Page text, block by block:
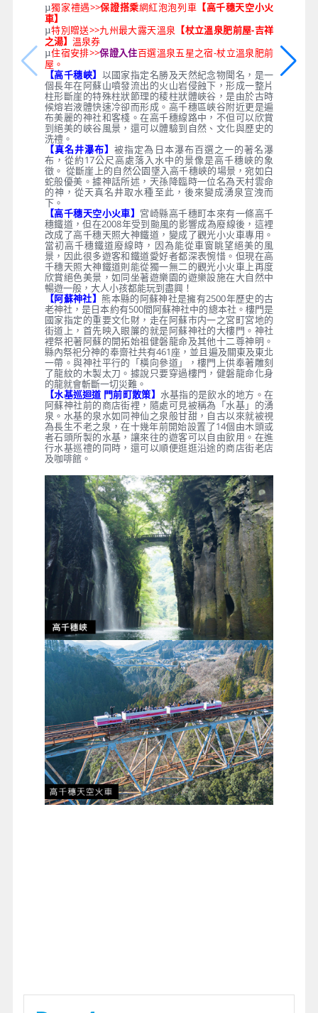
µ獨家禮遇>>保證搭乘網紅泡泡列車 【高千穗天空小火
車】
µ特別贈送>>九州最大露天溫泉 【杖立溫泉肥前屋-吉祥
之湯】 溫泉券
µ住宿安排>>保證入住百選溫泉五星之宿-杖立溫泉肥前
屋。
【高千穗峽】 以國家指定名勝及天然紀念物聞名，是一
個長年在阿蘇山噴發流出的火山岩侵蝕下，形成一整片
柱形斷崖的特殊柱狀節理的稜柱狀體峽谷，是由於古時
候熔岩液體快速冷卻而形成。高千穗區峽谷附近更是遍
布美麗的神社和客棧。在高千穗線路中，不但可以欣賞
到絕美的峽谷風景，還可以體驗到自然、文化與歷史的
洗禮。
【真名井瀑布】被指定為日本瀑布百選之一的著名瀑
布，從約17公尺高處落入水中的景像是高千穗峽的象
徵。 從斷崖上的自然公園墜入高千穗峽的場景，宛如白
蛇般優美。據神話所述，天孫降臨時一位名為天村雲命
的神，從天真名井取水種至此，後來變成湧泉宣洩而
下。
【高千穗天空小火車】 宮崎縣高千穗町本來有一條高千
穗鐵道，但在2008年受到颱風的影響成為廢線後，這裡
改成了高千穗天照大神鐵道，變成了觀光小火車專用。
當初高千穗鐵道廢線時，因為能從車窗眺望絕美的風
景，因此很多遊客和鐵道愛好者都深表惋惜。但現在高
千穗天照大神鐵道則能從獨一無二的觀光小火車上再度
欣賞絕色美景，如同坐著遊樂園的遊樂設施在大自然中
暢遊一般，大人小孩都能玩到盡興！
【阿蘇神社】 熊本縣的阿蘇神社是擁有2500年歷史的古
老神社，是日本約有500間阿蘇神社中的總本社。樓門是
國家指定的重要文化財，走在阿蘇市内一之宮町宮地的
街道上，首先映入眼簾的就是阿蘇神社的大樓門。神社
裡祭祀著阿蘇的開拓始祖健磐龍命及其他十二尊神明。
縣內祭祀分神的奉齋社共有461座，並且遍及關東及東北
一帶。與神社平行的「橫向參道」，樓門上供奉著雕刻
了龍紋的木製太刀。據說只要穿過樓門，健磐龍命化身
的龍就會斬斷一切災難。
【水基巡迴道 門前町散策】 水基指的是飲水的地方。在
阿蘇神社前的商店街裡，隨處可見被稱為「水基」的湧
泉。水基的泉水如同神仙之泉般甘甜，自古以來就被視
為長生不老之泉，在十幾年前開始設置了14個由木頭或
者石頭所製的水基，讓來往的遊客可以自由飲用。在進
行水基巡禮的同時，還可以順便逛逛沿途的商店街老店
及咖啡館。